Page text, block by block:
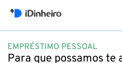
EMPRÉSTIMO PESSOAL
Para que possamos te